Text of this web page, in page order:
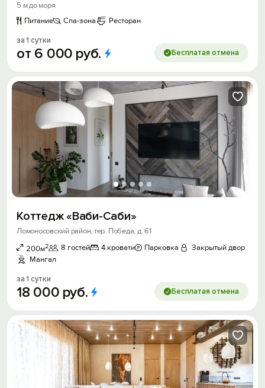
5 м до моря
Питание
Спа-зона Ресторан
за 1 сутки
от 6 000 руб. Бесплатая отмена
Коттедж «Ваби-Caби»
Ломоносовский район, тер. Победа, д. 61
200м2 8 гостей 4 кровати Парковка
Закрытый двор
Мангал
за 1 сутки
18 000 руб. Бесплатая отмена